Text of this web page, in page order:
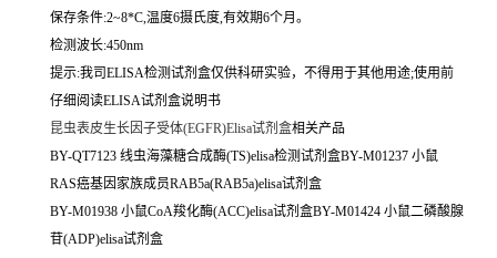
保存条件:2~8*C,温度6摄氏度,有效期6个月。
检测波长:450nm
提示:我司ELISA检测试剂盒仅供科研实验，不得用于其他用途;使用前
仔细阅读ELISA试剂盒说明书
昆虫表皮生长因子受体(EGFR)Elisa试剂盒相关产品
BY-QT7123 线虫海藻糖合成酶(TS)elisa检测试剂盒BY-M01237 小鼠
RAS癌基因家族成员RAB5a(RAB5a)elisa试剂盒
BY-M01938 小鼠CoA羧化酶(ACC)elisa试剂盒BY-M01424 小鼠二磷酸腺
苷(ADP)elisa试剂盒